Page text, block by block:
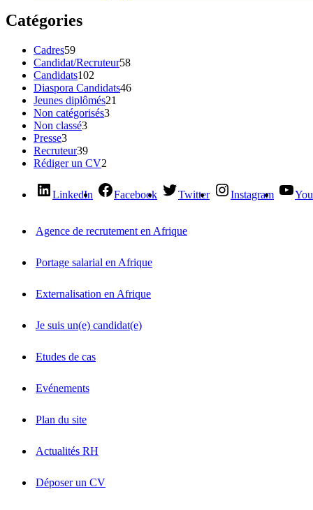
Catégories
Cadres59
Candidat/Recruteur58
Candidats102
Diaspora Candidats46
Jeunes diplômés21
Non catégorisés3
Non classé3
Presse3
Recruteur39
Rédiger un CV2
LinkedIn Facebook Twitter Instagram
Agence de recrutement en Afrique
Portage salarial en Afrique
Externalisation en Afrique
Je suis un(e) candidat(e)
Etudes de cas
Evénements
Plan du site
Actualités RH
Déposer un CV